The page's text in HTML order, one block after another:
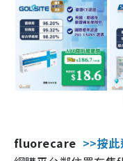
fluorecare >>按